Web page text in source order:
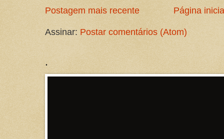
Postagem mais recente Página
Assinar: Postar comentários (Atom)
.